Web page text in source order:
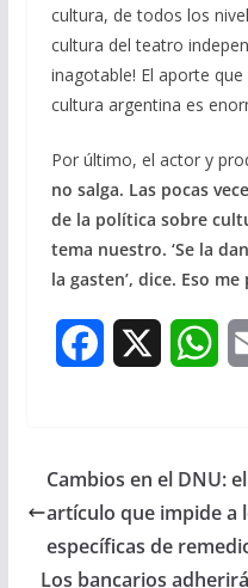
cultura, de todos los
cultura del teatro
inagotable! El aporte
cultura argentina es
Por último, el actor y
no salga. Las pocas
de la política sobre
tema nuestro. ‘Se la
la gasten’, dice. Eso
e
b
o
W
t
A
Cambios en el DNU:
artículo que impide a
específicas de
Los bancarios